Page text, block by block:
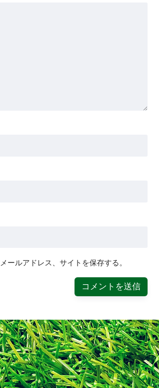
ールアドレス、サイトを保存する。